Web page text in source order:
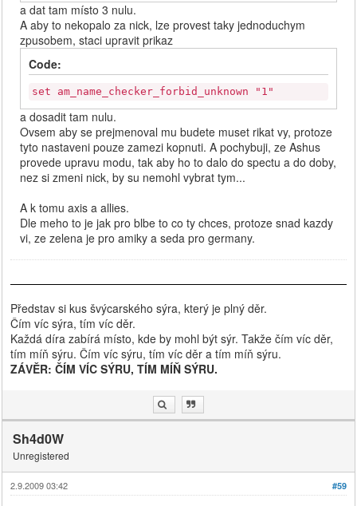
a dat tam místo 3 nulu.
A aby to nekopalo za nick, lze provest taky jednoduchym
zpusobem, staci upravit prikaz
Code:
set am_name_checker_forbid_unknown "1"
a dosadit tam nulu.
Ovsem aby se prejmenoval mu budete muset rikat vy, protoze
tyto nastaveni pouze zamezi kopnuti. A pochybuji, ze Ashus
provede upravu modu, tak aby ho to dalo do spectu a do doby,
nez si zmeni nick, by su nemohl vybrat tym...
A k tomu axis a allies.
Dle meho to je jak pro blbe to co ty chces, protoze snad kazdy
vi, ze zelena je pro amiky a seda pro germany.
Představ si kus švýcarského sýra, který je plný děr.
Čím víc sýra, tím víc děr.
Každá díra zabírá místo, kde by mohl být sýr. Takže čím víc děr,
tím míň sýru. Čím víc sýru, tím víc děr a tím míň sýru.
ZÁVĚR: ČÍM VÍC SÝRU, TÍM MÍŇ SÝRU.
Sh4d0W
Unregistered
#59
2.9.2009 03:42